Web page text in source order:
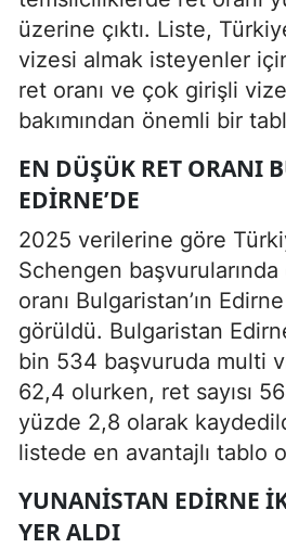
üzerine çıktı. Liste,
vizesi almak isteyenler
ret oranı ve çok girişli
bakımından önemli bir
EN DÜŞÜK RET ORANI
EDIRNE’DE
2025 verilerine göre
Schengen
oranı Bulgaristan’ın
görüldü. Bulgaristan
bin 534 başvuruda multi
62,4 olurken, ret sayısı
yüzde 2,8 olarak
listede en avantajlı tablo
YUNANISTAN EDIRNE
YER ALDI